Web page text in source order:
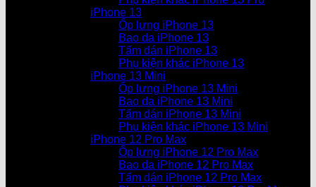
iPhone 13
Ốp lưng iPhone 13
Bao da iPhone 13
Tấm dán iPhone 13
Phụ kiện khác iPhone 13
iPhone 13 Mini
Ốp lưng iPhone 13 Mini
Bao da iPhone 13 Mini
Tấm dán iPhone 13 Mini
Phụ kiện khác iPhone 13 Mini
iPhone 12 Pro Max
Ốp lưng iPhone 12 Pro Max
Bao da iPhone 12 Pro Max
Tấm dán iPhone 12 Pro Max